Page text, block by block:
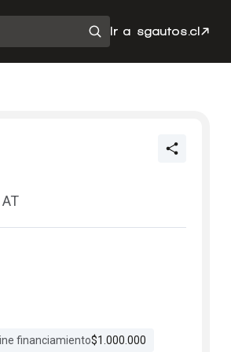
Ir a sgautos.cl
financiamiento$1.000.000